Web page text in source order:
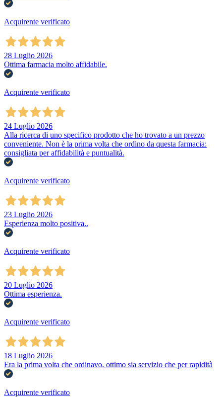
Acquirente verificato
28 Luglio 2026
Ottima farmacia molto affidabile.
Acquirente verificato
24 Luglio 2026
Alla ricerca di uno specifico prodotto che ho trovato a un prezzo
conveniente. Non è la prima volta che ordino da questa farmacia:
consigliata per affidabilità e puntualità.
Acquirente verificato
23 Luglio 2026
Esperienza molto positiva..
Acquirente verificato
20 Luglio 2026
Ottima esperienza.
Acquirente verificato
18 Luglio 2026
Era la prima volta che ordinavo. ottimo sia servizio che per rapidità
Acquirente verificato